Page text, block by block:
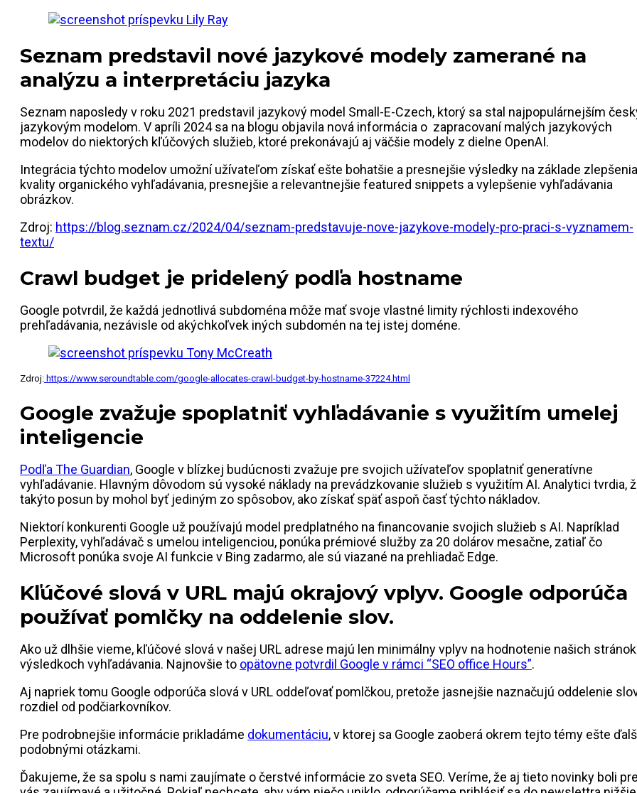
Seznam predstavil nové jazykové modely zamerané na
analýzu a interpretáciu jazyka
Seznam naposledy v roku 2021 predstavil jazykový model Small-E-Czech, ktorý sa stal najpopulárnejším
jazykovým modelom. V apríli 2024 sa na blogu objavila nová informácia o zapracovaní malých jazykových
modelov do niektorých kľúčových služieb, ktoré prekonávajú aj väčšie modely z dielne OpenAI.
Integrácia týchto modelov umožní užívateľom získať ešte bohatšie a presnejšie výsledky na základe zlepšenia
kvality organického vyhľadávania, presnejšie a relevantnejšie featured snippets a vylepšenie vyhľadávania
obrázkov.
Zdroj: https://blog.seznam.cz/2024/04/seznam-predstavuje-nove-jazykove-modely-pro-praci-s-vyznamem-
textu/
Crawl budget je pridelený podľa hostname
Google potvrdil, že každá jednotlivá subdoména môže mať svoje vlastné limity rýchlosti indexového
prehľadávania, nezávisle od akýchkoľvek iných subdomén na tej istej doméne.
Zdroj: https://www.seroundtable.com/google-allocates-crawl-budget-by-hostname-37224.html
Google zvažuje spoplatniť vyhľadávanie s využitím umelej
inteligencie
Podľa The Guardian, Google v blízkej budúcnosti zvažuje pre svojich užívateľov spoplatniť generatívne
vyhľadávanie. Hlavným dôvodom sú vysoké náklady na prevádzkovanie služieb s využitím AI. Analytici tvrdia,
takýto posun by mohol byť jediným zo spôsobov, ako získať späť aspoň časť týchto nákladov.
Niektorí konkurenti Google už používajú model predplatného na financovanie svojich služieb s AI. Napríklad
Perplexity, vyhľadávač s umelou inteligenciou, ponúka prémiové služby za 20 dolárov mesačne, zatiaľ čo
Microsoft ponúka svoje AI funkcie v Bing zadarmo, ale sú viazané na prehliadač Edge.
Kľúčové slová v URL majú okrajový vplyv. Google odporúča
používať pomlčky na oddelenie slov.
Ako už dlhšie vieme, kľúčové slová v našej URL adrese majú len minimálny vplyv na hodnotenie našich
výsledkoch vyhľadávania. Najnovšie to opätovne potvrdil Google v rámci “SEO office Hours”.
Aj napriek tomu Google odporúča slová v URL oddeľovať pomlčkou, pretože jasnejšie naznačujú oddelenie
rozdiel od podčiarkovníkov.
Pre podrobnejšie informácie prikladáme dokumentáciu, v ktorej sa Google zaoberá okrem tejto témy ešte
podobnými otázkami.
Ďakujeme, že sa spolu s nami zaujímate o čerstvé informácie zo sveta SEO. Veríme, že aj tieto novinky boli pre